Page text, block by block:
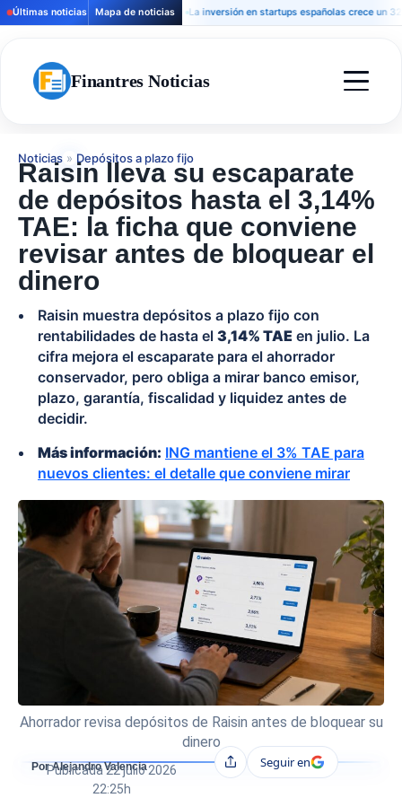
Últimas noticias Mapa de noticiasLa inversión en startups españolas crece un 32% y
Finantres Noticias
Noticias » Depósitos a plazo fijo
Raisin lleva su escaparate
de depósitos hasta el 3,14%
TAE: la ficha que conviene
revisar antes de bloquear el
dinero
Raisin muestra depósitos a plazo fijo con
rentabilidades de hasta el 3,14% TAE en julio. La
cifra mejora el escaparate para el ahorrador
conservador, pero obliga a mirar banco emisor,
plazo, garantía, fiscalidad y liquidez antes de
decidir.
Más información: ING mantiene el 3% TAE para
nuevos clientes: el detalle que conviene mirar
Ahorrador revisa depósitos de Raisin antes de bloquear su
dinero
Por Alejandro Valencia
Publicada 22 julio 2026
22:25h
CompartirSeguir en